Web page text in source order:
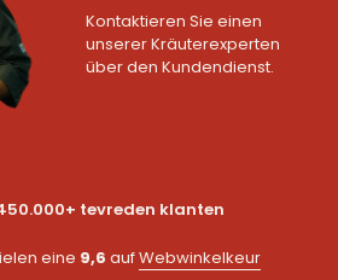
Kontaktieren Sie einen
unserer Kräuterexperten
über den Kundendienst.
tevreden klanten
eine 9,6 aufWebwinkelkeur